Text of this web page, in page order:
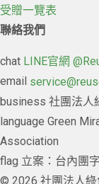
受贈一覽表
聯絡我們
chat LINE官網
email
business 社團法人
language Green
Association
flag 立案：台內團
© 2026 社團法人